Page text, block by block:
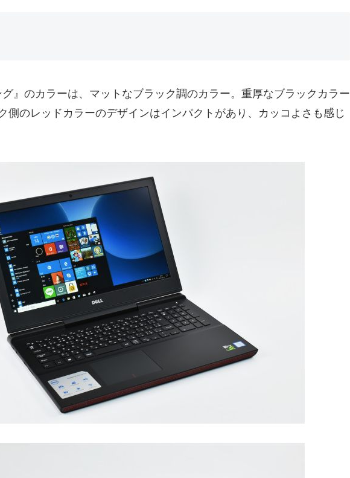
グ』のカラーは、マットなブラック調のカラー。重厚なブラックカラー
側のレッドカラーのデザインはインパクトがあり、カッコよさも感じ